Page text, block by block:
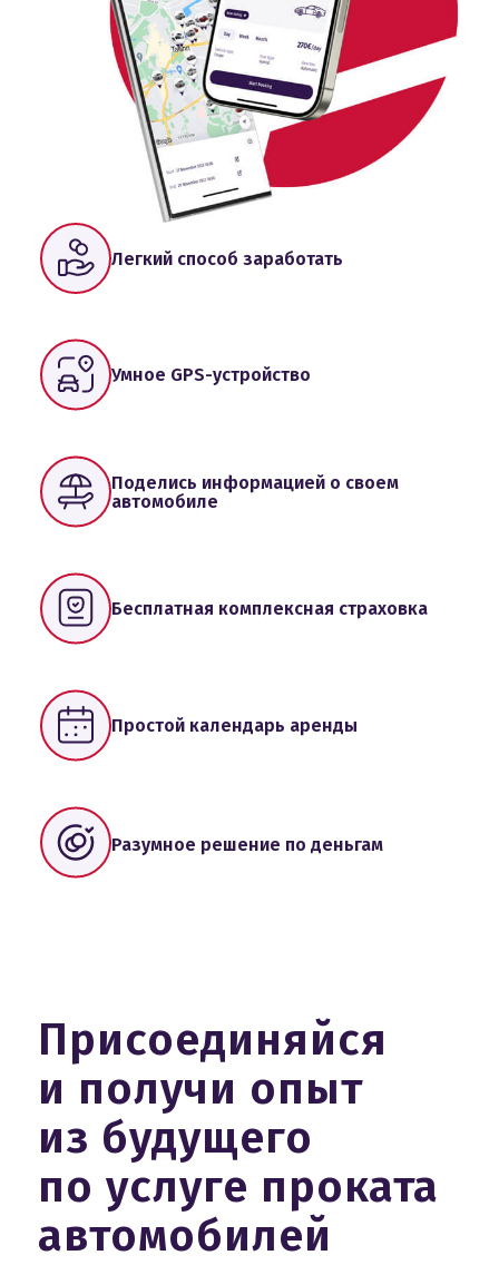
Легкий способ заработать
Умное GPS-устройство
Поделись информацией о своем
автомобиле
Бесплатная комплексная страховка
Простой календарь аренды
Разумное решение по деньгам
Присоединяйся
и получи опыт
из будущего
по услуге проката
автомобилей